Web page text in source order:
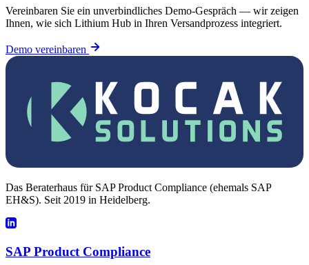
Vereinbaren Sie ein unverbindliches Demo-Gespräch — wir zeigen
Ihnen, wie sich Lithium Hub in Ihren Versandprozess integriert.
Demo vereinbaren
Das Beraterhaus für SAP Product Compliance (ehemals SAP
EH&S). Seit 2019 in Heidelberg.
SAP Product Compliance